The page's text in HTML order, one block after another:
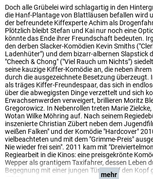
Doch alle Grübelei wird schlagartig in den
die Hanf-Plantage von Blattläusen befallen wird
der befreundete Kiffexperte Achim als
Plötzlich bleibt Stefan und Kai nur noch eine
könnte das Ende ihrer Freundschaft bedeuten.
den derben Slacker-Komödien Kevin Smiths
Ladenhüter") und dem bizarr-albernen Slapstick
"Cheech & Chong" ("Viel Rauch um Nichts")
seine kauzige Kiffer-Komödie an, die neben
durch die ausgezeichnete Besetzung überzeugt.
als träges Kiffer-Freundespaar, das sich in
über die abwegigsten Dinge verzettelt und sich
Erwachsenwerden verweigert, brillieren Moritz
Gregorowicz. In Nebenrollen treten Marie Zielcke,
Wotan Wilke Möhring auf. Nach seinem
inszenierte Christian Zübert neben dem
weißen Falken" und der Komödie "Hardcover"
vielbeachteten und mit dem "Grimme-Preis"
Nie wieder frei sein". 2011 kam mit
Regiearbeit in die Kinos: eine preisgekrönte
Wepper als grantigem Taxifahrer, dessen Leben
Begegnung mit einer jungen Türkin auf den Kopf
mehr